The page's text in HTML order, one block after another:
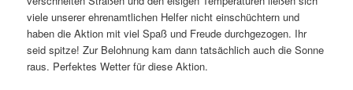
viele unserer ehrenamtlichen Helfer nicht einschüchtern und
haben die Aktion mit viel Spaß und Freude durchgezogen. Ihr
seid spitze! Zur Belohnung kam dann tatsächlich auch die Sonne
raus. Perfektes Wetter für diese Aktion.